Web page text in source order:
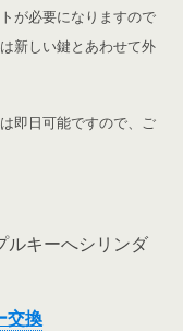
が必要になりますので
新しい鍵とあわせて外
即日可能ですので、ご
ルキーへシリンダ
交換